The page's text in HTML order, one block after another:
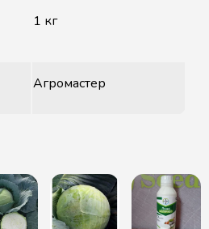
1 кг
Агромастер